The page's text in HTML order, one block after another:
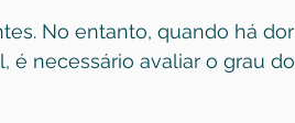
No entanto, quando há dor
é necessário avaliar o grau do